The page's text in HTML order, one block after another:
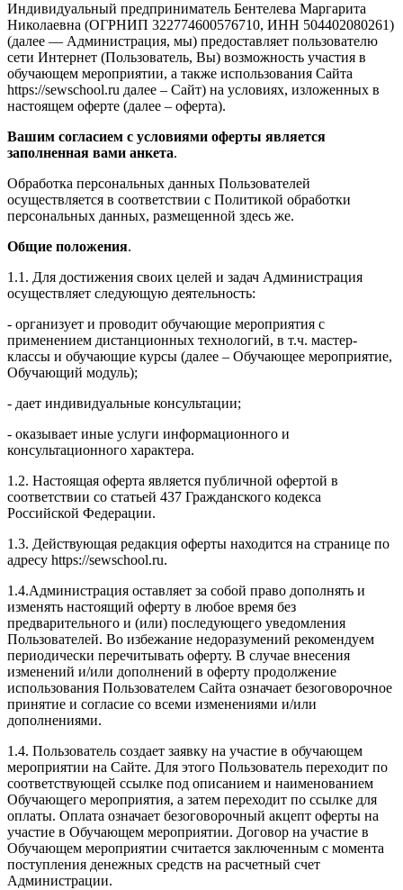
Индивидуальный предприниматель Бентелева Маргарита
Николаевна (ОГРНИП 322774600576710, ИНН 504402080261)
(далее — Администрация, мы) предоставляет пользователю
сети Интернет (Пользователь, Вы) возможность участия в
обучающем мероприятии, а также использования Сайта
https://sewschool.ru далее – Сайт) на условиях, изложенных в
настоящем оферте (далее – оферта).
Вашим согласием с условиями оферты является
заполненная вами анкета.
Обработка персональных данных Пользователей
осуществляется в соответствии с Политикой обработки
персональных данных, размещенной здесь же.
Общие положения.
1.1. Для достижения своих целей и задач Администрация
осуществляет следующую деятельность:
- организует и проводит обучающие мероприятия с
применением дистанционных технологий, в т.ч. мастер-
классы и обучающие курсы (далее – Обучающее мероприятие,
Обучающий модуль);
- дает индивидуальные консультации;
- оказывает иные услуги информационного и
консультационного характера.
1.2. Настоящая оферта является публичной офертой в
соответствии со статьей 437 Гражданского кодекса
Российской Федерации.
1.3. Действующая редакция оферты находится на странице по
адресу https://sewschool.ru.
1.4.Администрация оставляет за собой право дополнять и
изменять настоящий оферту в любое время без
предварительного и (или) последующего уведомления
Пользователей. Во избежание недоразумений рекомендуем
периодически перечитывать оферту. В случае внесения
изменений и/или дополнений в оферту продолжение
использования Пользователем Сайта означает безоговорочное
принятие и согласие со всеми изменениями и/или
дополнениями.
1.4. Пользователь создает заявку на участие в обучающем
мероприятии на Сайте. Для этого Пользователь переходит по
соответствующей ссылке под описанием и наименованием
Обучающего мероприятия, а затем переходит по ссылке для
оплаты. Оплата означает безоговорочный акцепт оферты на
участие в Обучающем мероприятии. Договор на участие в
Обучающем мероприятии считается заключенным с момента
поступления денежных средств на расчетный счет
Администрации.